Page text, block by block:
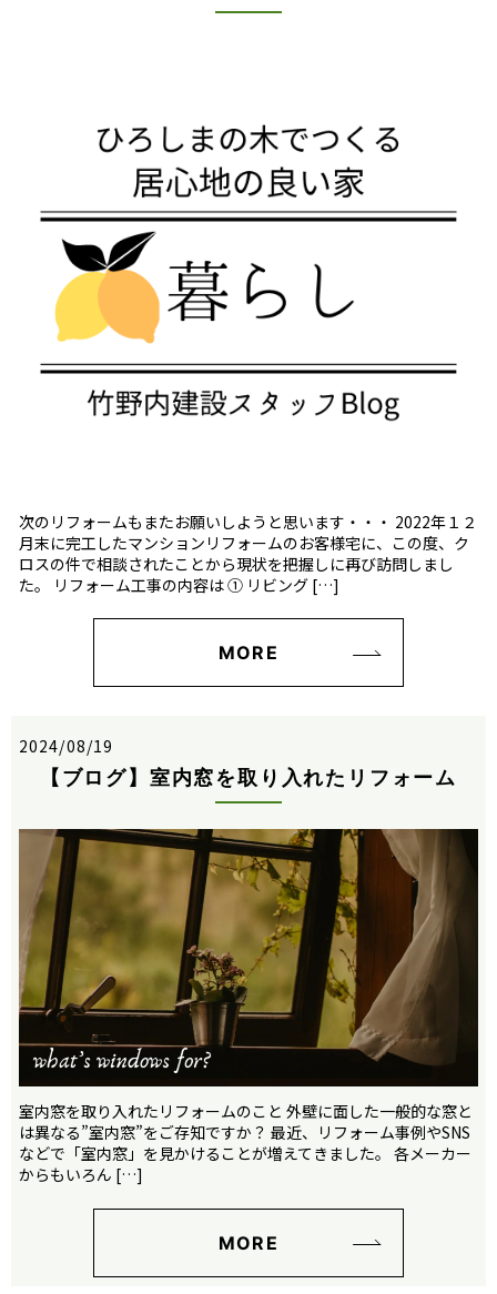
次のリフォームもまたお願いしようと思います・・・ 2022年１２
月末に完工したマンションリフォームのお客様宅に、この度、ク
ロスの件で相談されたことから現状を把握しに再び訪問しまし
た。 リフォーム工事の内容は ① リビング […]
MORE
2024/08/19
【ブログ】室内窓を取り入れたリフォーム
室内窓を取り入れたリフォームのこと 外壁に面した一般的な窓と
は異なる”室内窓”をご存知ですか？ 最近、リフォーム事例やSNS
などで「室内窓」を見かけることが増えてきました。 各メーカー
からもいろん […]
MORE